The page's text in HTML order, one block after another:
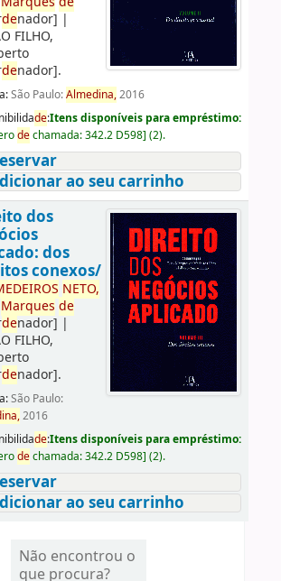
denador] |
FILHO,
denador].
São Paulo:Almedina,2016
de:Itens disponíveis para empréstimo:
dechamada:342.2 D598] (2).
ao seu carrinho
dos
dos
conexos/
DEIROS NETO,
Marques de
denador] |
FILHO,
denador].
São Paulo:
2016
de:Itens disponíveis para empréstimo:
dechamada:342.2 D598] (2).
ao seu carrinho
Não encontrou o
que procura?